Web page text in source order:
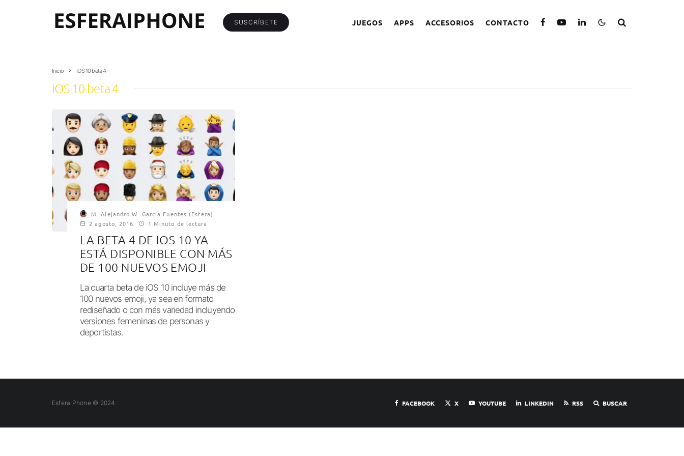
SUSCRÍBETE JUEGOS APPS ACCESORIOS CONTACTO
Inicio iOS 10 beta 4
iOS 10 beta 4
M. Alejandro W. García Fuentes (Esfera)
2 agosto, 2016
1 Minuto de lectura
LA BETA 4 DE IOS 10 YA
ESTÁ DISPONIBLE CON MÁS
DE 100 NUEVOS EMOJI
La cuarta beta de iOS 10 incluye más de
100 nuevos emoji, ya sea en formato
rediseñado o con más variedad incluyendo
versiones femeninas de personas y
deportistas.
EsferaiPhone © 2024 FACEBOOK X YOUTUBE LINKEDIN RSS BUSCAR